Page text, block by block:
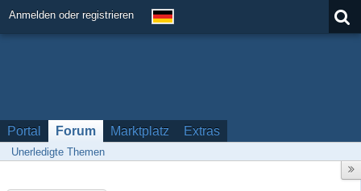
Anmelden oder registrieren
Portal Forum Marktplatz Extras
Unerledigte Themen